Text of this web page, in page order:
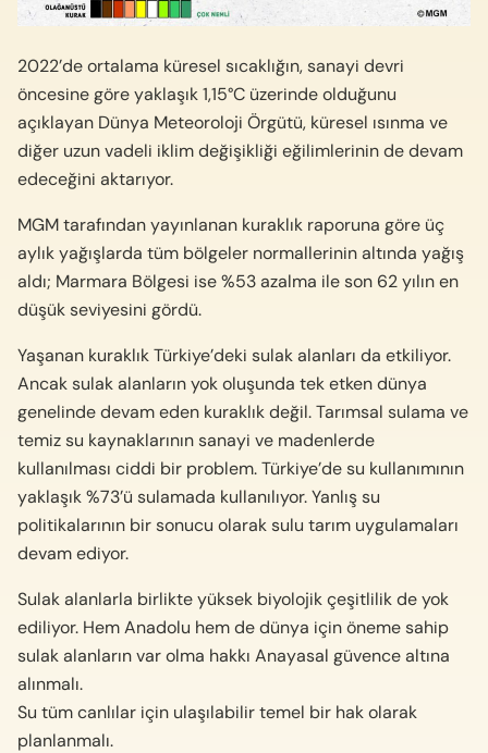
2022’de ortalama küresel sıcaklığın, sanayi devri
öncesine göre yaklaşık 1,15°C üzerinde olduğunu
açıklayan Dünya Meteoroloji Örgütü, küresel ısınma ve
diğer uzun vadeli iklim değişikliği eğilimlerinin de devam
edeceğini aktarıyor.
MGM tarafından yayınlanan kuraklık raporuna göre üç
aylık yağışlarda tüm bölgeler normallerinin altında yağış
aldı; Marmara Bölgesi ise %53 azalma ile son 62 yılın en
düşük seviyesini gördü.
Yaşanan kuraklık Türkiye’deki sulak alanları da etkiliyor.
Ancak sulak alanların yok oluşunda tek etken dünya
genelinde devam eden kuraklık değil. Tarımsal sulama ve
temiz su kaynaklarının sanayi ve madenlerde
kullanılması ciddi bir problem. Türkiye’de su kullanımının
yaklaşık %73’ü sulamada kullanılıyor. Yanlış su
politikalarının bir sonucu olarak sulu tarım uygulamaları
devam ediyor.
Sulak alanlarla birlikte yüksek biyolojik çeşitlilik de yok
ediliyor. Hem Anadolu hem de dünya için öneme sahip
sulak alanların var olma hakkı Anayasal güvence altına
alınmalı.
Su tüm canlılar için ulaşılabilir temel bir hak olarak
planlanmalı.